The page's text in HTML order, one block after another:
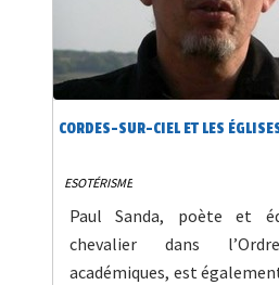
CORDES-SUR-CIEL ET LES
ESOTÉRISME
Paul Sanda, poète et
chevalier dans
académiques, est